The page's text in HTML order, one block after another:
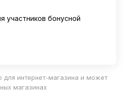
участников бонусной
для интернет-магазина и может
магазинах